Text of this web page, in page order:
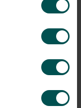
Show more